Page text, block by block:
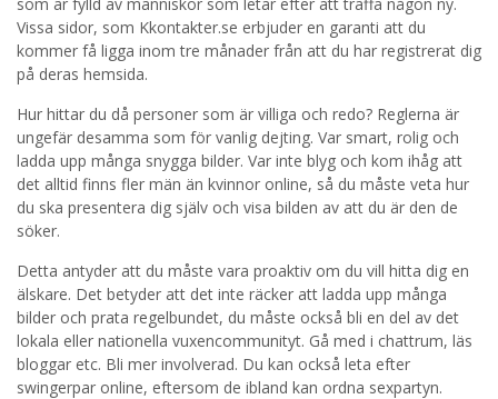
Vissa sidor, som Kkontakter.se erbjuder en garanti att du
kommer få ligga inom tre månader från att du har registrerat dig
på deras hemsida.
Hur hittar du då personer som är villiga och redo? Reglerna är
ungefär desamma som för vanlig dejting. Var smart, rolig och
ladda upp många snygga bilder. Var inte blyg och kom ihåg att
det alltid finns fler män än kvinnor online, så du måste veta hur
du ska presentera dig själv och visa bilden av att du är den de
söker.
Detta antyder att du måste vara proaktiv om du vill hitta dig en
älskare. Det betyder att det inte räcker att ladda upp många
bilder och prata regelbundet, du måste också bli en del av det
lokala eller nationella vuxencommunityt. Gå med i chattrum, läs
bloggar etc. Bli mer involverad. Du kan också leta efter
swingerpar online, eftersom de ibland kan ordna sexpartyn.